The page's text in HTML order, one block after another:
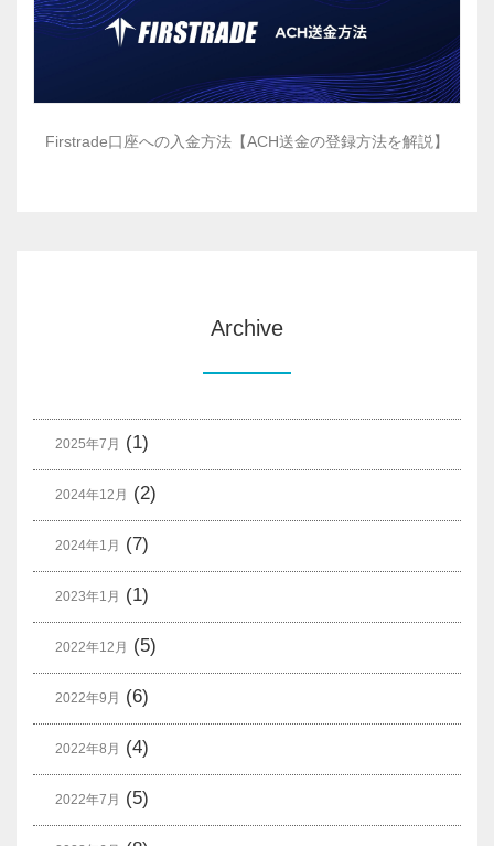
Firstrade口座への入金方法【ACH送金の登録方法を解説】
Archive
2025年7月 (1)
2024年12月 (2)
2024年1月 (7)
2023年1月 (1)
2022年12月 (5)
2022年9月 (6)
2022年8月 (4)
2022年7月 (5)